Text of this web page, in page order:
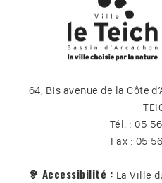
64, Bis avenue de la Côte
Tél. : 05
Fax : 05
🦻 Accessibilité : La Ville